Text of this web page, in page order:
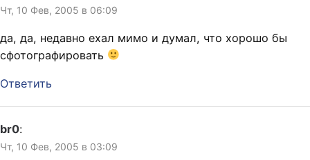
Чт, 10 Фев, 2005 в 06:09
да, да, недавно ехал мимо и думал, что хорошо бы
сфотографировать
Ответить
br0:
Чт, 10 Фев, 2005 в 03:09